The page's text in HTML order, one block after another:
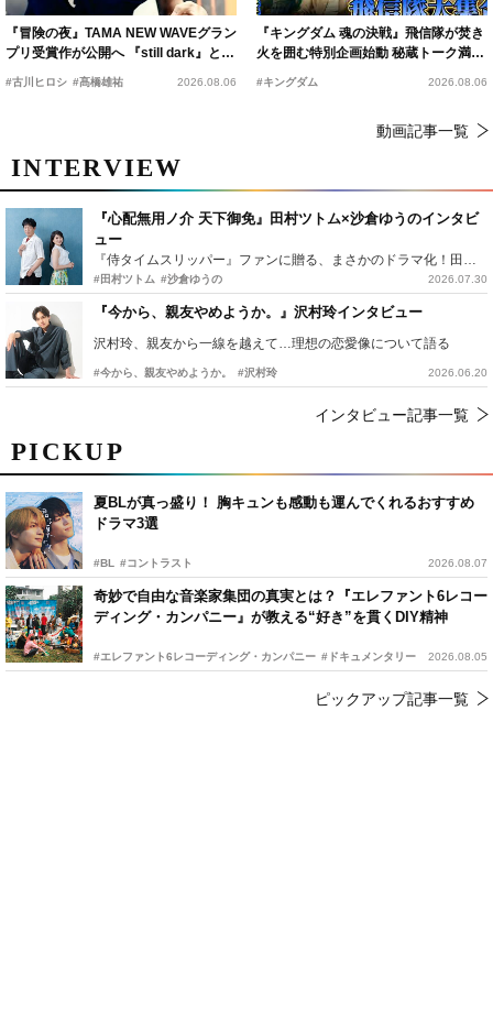
PICKUP
夏BLが真っ盛り！ 胸キュンも感動も運んでくれるおすすめ
ドラマ3選
#BL #コントラスト 2026.08.07
奇妙で自由な音楽家集団の真実とは？『エレファント6レコー
ディング・カンパニー』が教える“好き”を貫くDIY精神
#エレファント6レコーディング・カンパニー #ドキュメンタリー 2026.08.05
ピックアップ記事一覧
『冒険の夜』TAMA NEW WAVEグラン
プリ受賞作が公開へ 『still dark』と同
時上映決定
#古川ヒロシ #髙橋雄祐 2026.08.06
『キングダム 魂の決戦』飛信隊が焚き
火を囲む特別企画始動 秘蔵トーク満載
の“キングダムキャンプ”開催
#キングダム 2026.08.06
動画記事一覧
INTERVIEW
『心配無用ノ介 天下御免』田村ツトム×沙倉ゆうのインタビ
ュー
『侍タイムスリッパー』ファンに贈る、まさかのドラマ化！田村ツトム×沙倉ゆうのが語る『心配無用ノ介』撮影秘話
#田村ツトム #沙倉ゆうの 2026.07.30
『今から、親友やめようか。』沢村玲インタビュー
沢村玲、親友から一線を越えて…理想の恋愛像について語る
#今から、親友やめようか。 #沢村玲 2026.06.20
インタビュー記事一覧